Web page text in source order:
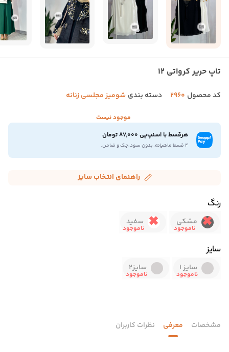
تاپ حریر کرواتی 12
کد محصول 2960 دسته بندی شومیز مجلسی زنانه
موجود نیست
هرقسط با اسنپ‌پی 87,000 تومان
۴ قسط ماهیانه. بدون سود،چک و ضامن.
راهنمای انتخاب سایز
رنگ
مشکی سفید
سایز
سایز 1 سایز2
مشخصات معرفی نظرات کاربران